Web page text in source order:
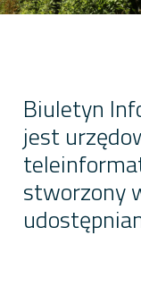
Biuletyn
jest
stworzony